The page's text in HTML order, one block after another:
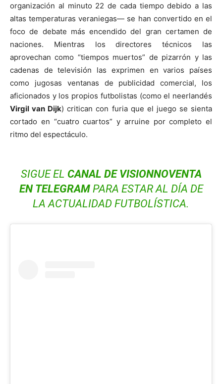
organización al minuto 22 de cada tiempo debido a las
altas temperaturas veraniegas— se han convertido en el
foco de debate más encendido del gran certamen de
naciones. Mientras los directores técnicos las
aprovechan como “tiempos muertos” de pizarrón y las
cadenas de televisión las exprimen en varios países
como jugosas ventanas de publicidad comercial, los
aficionados y los propios futbolistas (como el neerlandés
Virgil van Dijk) critican con furia que el juego se sienta
cortado en “cuatro cuartos” y arruine por completo el
ritmo del espectáculo.
SIGUE EL CANAL DE VISIONNOVENTA
EN TELEGRAM PARA ESTAR AL DÍA DE
LA ACTUALIDAD FUTBOLÍSTICA.